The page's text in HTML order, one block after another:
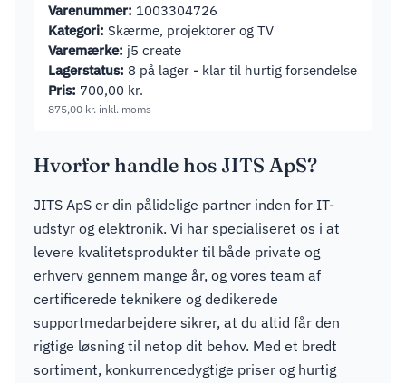
Varenummer: 1003304726
Kategori: Skærme, projektorer og TV
Varemærke: j5 create
Lagerstatus: 8 på lager - klar til hurtig forsendelse
Pris: 700,00 kr.
875,00 kr. inkl. moms
Hvorfor handle hos JITS ApS?
JITS ApS er din pålidelige partner inden for IT-
udstyr og elektronik. Vi har specialiseret os i at
levere kvalitetsprodukter til både private og
erhverv gennem mange år, og vores team af
certificerede teknikere og dedikerede
supportmedarbejdere sikrer, at du altid får den
rigtige løsning til netop dit behov. Med et bredt
sortiment, konkurrencedygtige priser og hurtig